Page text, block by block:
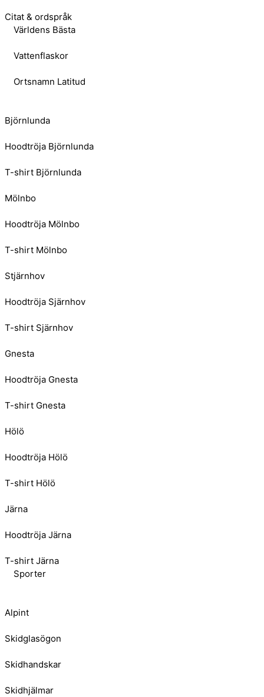
Citat & ordspråk
Världens Bästa
Vattenflaskor
Ortsnamn Latitud
Björnlunda
Hoodtröja Björnlunda
T-shirt Björnlunda
Mölnbo
Hoodtröja Mölnbo
T-shirt Mölnbo
Stjärnhov
Hoodtröja Sjärnhov
T-shirt Sjärnhov
Gnesta
Hoodtröja Gnesta
T-shirt Gnesta
Hölö
Hoodtröja Hölö
T-shirt Hölö
Järna
Hoodtröja Järna
T-shirt Järna
Sporter
Alpint
Skidglasögon
Skidhandskar
Skidhjälmar